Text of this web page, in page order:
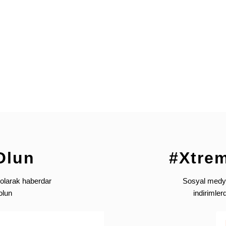
haberdar
Sosyal